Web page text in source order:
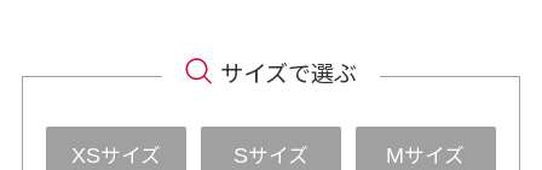
サイズで選ぶ
XSサイズ Sサイズ Mサイズ